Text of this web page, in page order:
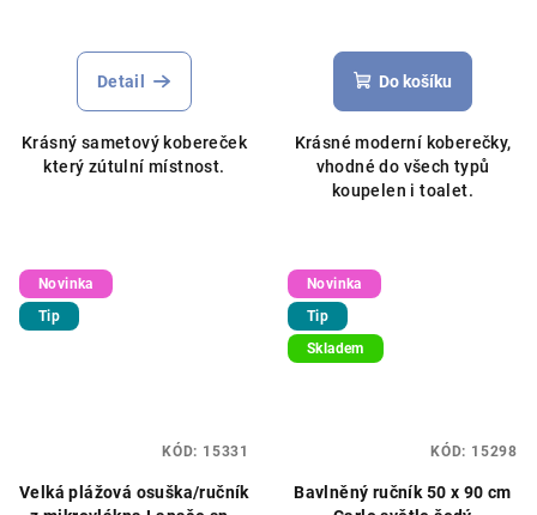
Detail
Krásný sametový kobereček
který zútulní místnost.
Do košíku
Krásné moderní koberečky,
vhodné do všech typů
koupelen i toalet.
Novinka
Tip
Velká plážová osuška/ručník
KÓD: 15331
Novinka
Tip
Skladem
Bavlněný ručník 50 x 90 cm
KÓD: 15298